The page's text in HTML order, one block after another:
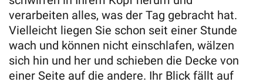
verarbeiten alles, was der Tag gebracht hat.
Vielleicht liegen Sie schon seit einer Stunde
wach und können nicht einschlafen, wälzen
sich hin und her und schieben die Decke von
einer Seite auf die andere. Ihr Blick fällt auf